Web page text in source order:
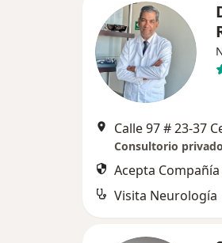
Consultorio privado
Acepta
Visita Neurología